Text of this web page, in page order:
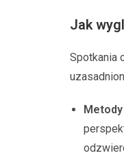
Jak
Spotkania